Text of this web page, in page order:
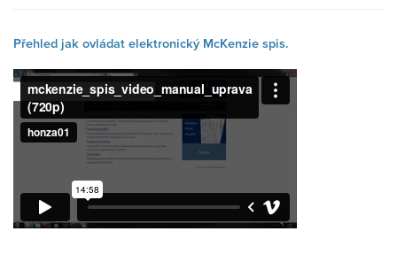
Přehled jak ovládat elektronický McKenzie spis.